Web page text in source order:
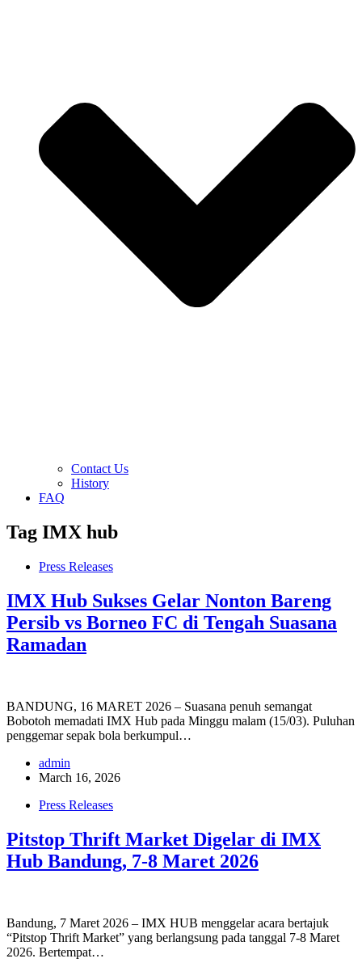
Contact Us
History
FAQ
Tag IMX hub
Press Releases
IMX Hub Sukses Gelar Nonton Bareng
Persib vs Borneo FC di Tengah Suasana
Ramadan
BANDUNG, 16 MARET 2026 – Suasana penuh semangat
Bobotoh memadati IMX Hub pada Minggu malam (15/03). Puluhan
penggemar sepak bola berkumpul…
admin
March 16, 2026
Press Releases
Pitstop Thrift Market Digelar di IMX
Hub Bandung, 7-8 Maret 2026
Bandung, 7 Maret 2026 – IMX HUB menggelar acara bertajuk
“Pitstop Thrift Market” yang berlangsung pada tanggal 7-8 Maret
2026. Bertempat…